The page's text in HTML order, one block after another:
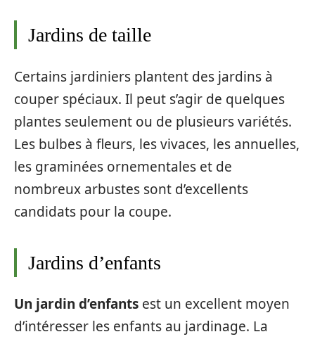
Jardins de taille
Certains jardiniers plantent des jardins à
couper spéciaux. Il peut s’agir de quelques
plantes seulement ou de plusieurs variétés.
Les bulbes à fleurs, les vivaces, les annuelles,
les graminées ornementales et de
nombreux arbustes sont d’excellents
candidats pour la coupe.
Jardins d’enfants
Un jardin d’enfants est un excellent moyen
d’intéresser les enfants au jardinage. La